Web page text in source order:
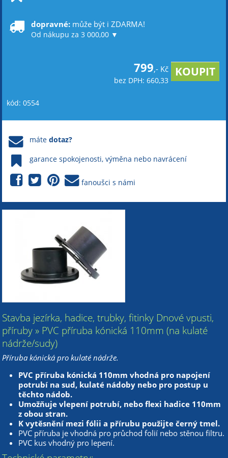
dopravné: může být i ZDARMA!
Od nákupu za 3 000,00 ▼
799,- Kč
bez DPH: 660,33
kód: 0554
mátedotaz?
garance spokojenosti, výměna nebo navrácení
fanoušci s námi
Stavba jezírka, hadice, trubky, fitinky Dnové vpusti,
příruby » PVC příruba kónická 110mm (na kulaté
nádrže/sudy)
Příruba kónická pro kulaté nádrže.
PVC příruba kónická 110mm vhodná pro napojení
potrubí na sud, kulaté nádoby nebo pro postup u
těchto nádob.
Umožňuje vlepení potrubí, nebo flexi hadice 110mm
z obou stran.
K vytěsnění mezi fólii a přírubu použijte černý tmel.
PVC příruba je vhodná pro průchod folií nebo stěnou filtru.
PVC kus vhodný pro lepení.